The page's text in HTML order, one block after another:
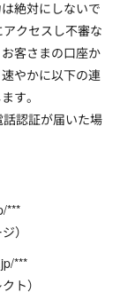
絶対にしないで
クセスし不審な
客さまの口座か
やかに以下の連
す。
認証が届いた場
***
）
***
ト）